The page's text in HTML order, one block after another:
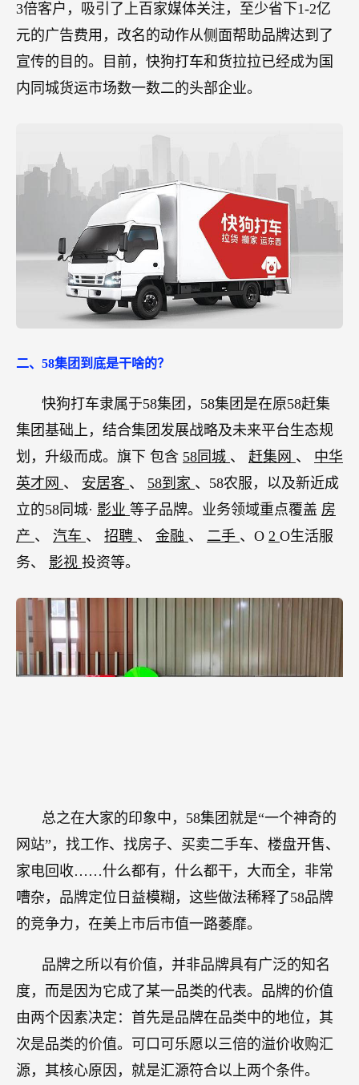
3倍客户，吸引了上百家媒体关注，至少省下1-2亿
元的广告费用，改名的动作从侧面帮助品牌达到了
宣传的目的。目前，快狗打车和货拉拉已经成为国
内同城货运市场数一数二的头部企业。
二、58集团到底是干啥的？
快狗打车隶属于58集团，58集团是在原58赶集
集团基础上，结合集团发展战略及未来平台生态规
划，升级而成。旗下 包含 58同城 、 赶集网 、 中华
英才网 、 安居客 、 58到家 、58农服，以及新近成
立的58同城· 影业 等子品牌。业务领域重点覆盖 房
产 、 汽车 、 招聘 、 金融 、 二手 、O 2 O生活服
务、 影视 投资等。
总之在大家的印象中，58集团就是“一个神奇的
网站”，找工作、找房子、买卖二手车、楼盘开售、
家电回收……什么都有，什么都干，大而全，非常
嘈杂，品牌定位日益模糊，这些做法稀释了58品牌
的竞争力，在美上市后市值一路萎靡。
品牌之所以有价值，并非品牌具有广泛的知名
度，而是因为它成了某一品类的代表。品牌的价值
由两个因素决定：首先是品牌在品类中的地位，其
次是品类的价值。可口可乐愿以三倍的溢价收购汇
源，其核心原因，就是汇源符合以上两个条件。